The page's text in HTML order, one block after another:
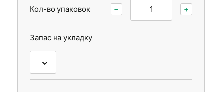
Кол-во упаковок − +
Запас на укладку